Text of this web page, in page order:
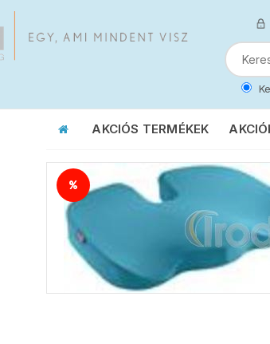
AKCIÓS TERMÉKEK